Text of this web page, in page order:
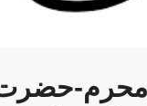
محرم-